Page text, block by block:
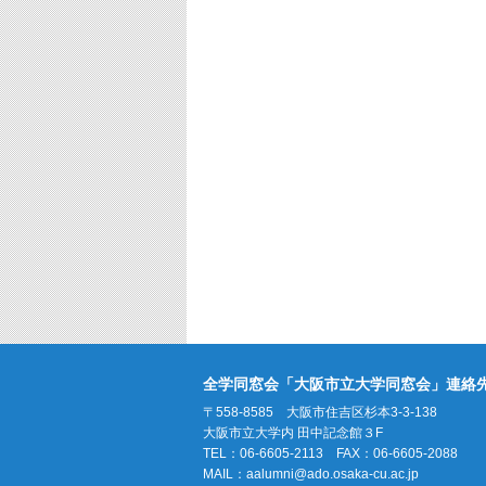
全学同窓会「大阪市立大学同窓会」連絡
〒558-8585 大阪市住吉区杉本3-3-138
大阪市立大学内 田中記念館３F
TEL：06-6605-2113 FAX：06-6605-2088
MAIL： aalumni@ado.osaka-cu.ac.jp